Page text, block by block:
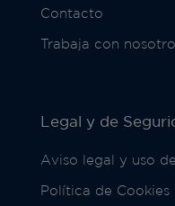
Contacto
Trabaja con
Legal y de
Aviso legal y uso
Política de Cookies